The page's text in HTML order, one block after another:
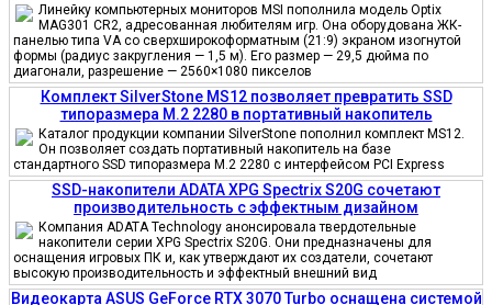
Линейку компьютерных мониторов MSI пополнила модель Optix
MAG301 CR2, адресованная любителям игр. Она оборудована ЖК-
панелью типа VA со сверхширокоформатным (21:9) экраном изогнутой
формы (радиус закругления — 1,5 м). Его размер — 29,5 дюйма по
диагонали, разрешение — 2560×1080 пикселов
Комплект SilverStone MS12 позволяет превратить SSD
типоразмера M.2 2280 в портативный накопитель
Каталог продукции компании SilverStone пополнил комплект MS12.
Он позволяет создать портативный накопитель на базе
стандартного SSD типоразмера M.2 2280 с интерфейсом PCI Express
SSD-накопители ADATA XPG Spectrix S20G сочетают
производительность с эффектным дизайном
Компания ADATA Technology анонсировала твердотельные
накопители серии XPG Spectrix S20G. Они предназначены для
оснащения игровых ПК и, как утверждают их создатели, сочетают
высокую производительность и эффектный внешний вид
Видеокарта ASUS GeForce RTX 3070 Turbo оснащена системой